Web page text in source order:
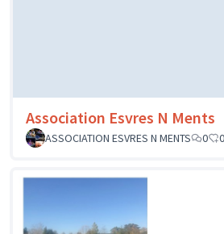
Association Esvres N Ments
ASSOCIATION ESVRES N MENTS
0 0